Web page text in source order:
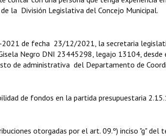
la División Legislativa del Concejo Municipal.
fecha 23/12/2021, la secretaria legislativa
Negro DNI 23445298, legajo 13104,
de administrativa del Departamento de
fondos en la partida presupuestaria
otorgadas por el art. 09.º) inciso "g" del